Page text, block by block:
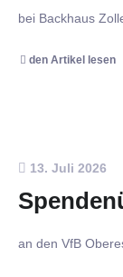
bei Backhaus
den Artikel lesen
13. Juli 2026
an den VfB